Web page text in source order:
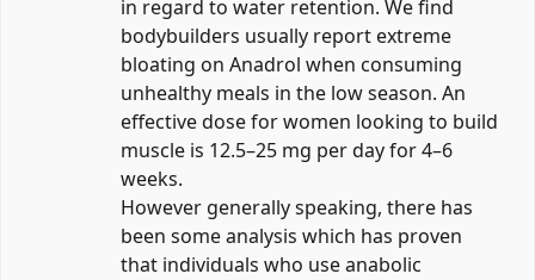
in regard to water retention. We find
bodybuilders usually report extreme
bloating on Anadrol when consuming
unhealthy meals in the low season. An
effective dose for women looking to build
muscle is 12.5–25 mg per day for 4–6
weeks.
However generally speaking, there has
been some analysis which has proven
that individuals who use anabolic